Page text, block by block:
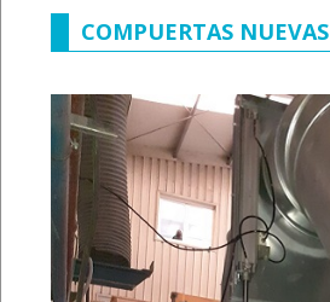
COMPUERTAS NUEVAS